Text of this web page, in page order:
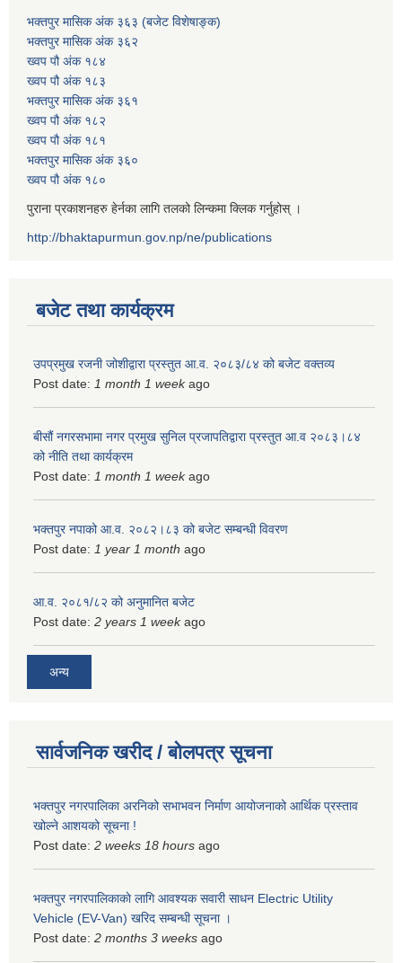
भक्तपुर मासिक अंक ३६३ (बजेट विशेषाङ्क)
भक्तपुर मासिक अंक ३६२
ख्वप पौ अंक १८४
ख्वप पौ अंक १८३
भक्तपुर मासिक अंक ३६१
ख्वप पौ अंक १८२
ख्वप पौ अंक १८१
भक्तपुर मासिक अंक ३६०
ख्वप पौ अंक १८०
पुराना प्रकाशनहरु हेर्नका लागि तलको लिन्कमा क्लिक गर्नुहोस् ।
http://bhaktapurmun.gov.np/ne/publications
बजेट तथा कार्यक्रम
उपप्रमुख रजनी जोशीद्वारा प्रस्तुत आ.व. २०८३/८४ को बजेट वक्तव्य
Post date: 1 month 1 weekago
बीसौं नगरसभामा नगर प्रमुख सुनिल प्रजापतिद्वारा प्रस्तुत आ.व‍ २०८३।८४
को नीति तथा कार्यक्रम
Post date: 1 month 1 weekago
भक्तपुर नपाको आ.व. २०८२।८३ को बजेट सम्बन्धी विवरण
Post date: 1 year 1 month ago
आ.व. २०८१/८२ को अनुमानित बजेट
Post date: 2 years 1 weekago
अन्य
सार्वजनिक खरीद / बोलपत्र सूचना
भक्तपुर नगरपालिका अरनिको सभाभवन निर्माण आयोजनाको आर्थिक प्रस्ताव
खोल्ने आशयको सूचना !
Post date: 2 weeks 18 hours ago
भक्तपुर नगरपालिकाकाे लागि आवश्यक सवारी साधन Electric Utility
Vehicle (EV-Van) खरिद सम्बन्धी सूचना ।
Post date: 2 months 3 weeks ago